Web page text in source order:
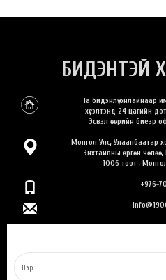
БИДЭНТЭЙ
Та бидэнлүү онлайнаар
хүсэлтэнд 24 цагийн
Эсвэл өөрийн биеэр
Монгол Улс, Улаанбаатар
Энхтайвны өргөн
1006 тоот ,
+976-